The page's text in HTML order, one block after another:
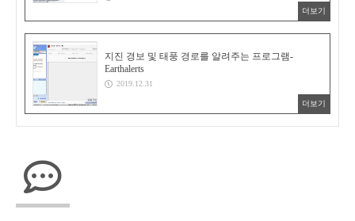
더보기
지진 경보 및 태풍 경로를 알려주는 프로그램-
Earthalerts
2019.12.31
더보기